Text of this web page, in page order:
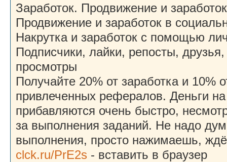
Заработок. Продвижение и
Продвижение и заработок в
Накрутка и заработок с помощью
Подписчики, лайки, репосты,
просмотры
Получайте 20% от заработка и 10%
привлеченных рефералов. Деньги
прибавляются очень быстро,
за выполнения заданий. Не надо
выполнения, просто нажимаешь,
clck.ru/PrE2s - вставить в браузер